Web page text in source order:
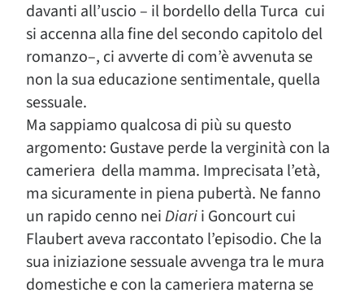
davanti all’uscio – il bordello della Turca cui
si accenna alla fine del secondo capitolo del
romanzo–, ci avverte di com’è avvenuta se
non la sua educazione sentimentale, quella
sessuale.
Ma sappiamo qualcosa di più su questo
argomento: Gustave perde la verginità con la
cameriera della mamma. Imprecisata l’età,
ma sicuramente in piena pubertà. Ne fanno
un rapido cenno neiDiarii Goncourt cui
Flaubert aveva raccontato l’episodio. Che la
sua iniziazione sessuale avvenga tra le mura
domestiche e con la cameriera materna se